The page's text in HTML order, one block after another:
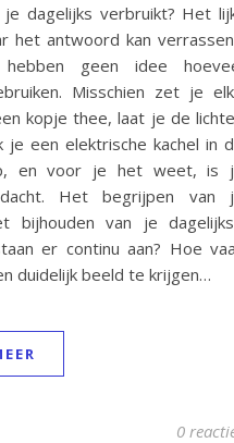
dagelijks verbruikt? Het
het antwoord kan
geen idee
Misschien zet je
kopje thee, laat je de
een elektrische kachel in
en voor je het weet, is
Het begrijpen van
bijhouden van je
er continu aan? Hoe
duidelijk beeld te krijgen…
0